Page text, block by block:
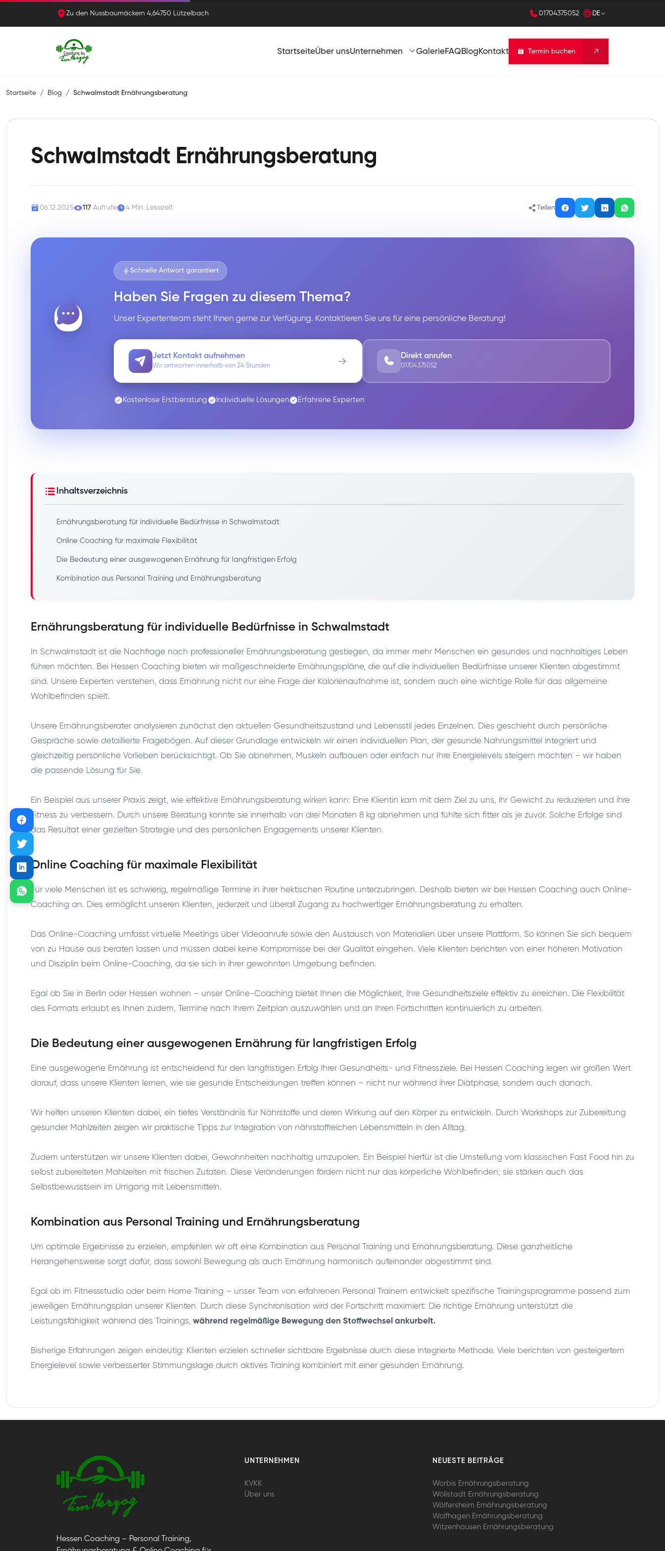
Zu den Nussbaumäckern 4,64750 Lützelbach 01704375052 DE
StartseiteÜber unsUnternehmen GalerieFAQBlog Kontakt Termin buchen
Startseite Blog Schwalmstadt Ernährungsberatung
Schwalmstadt Ernährungsberatung
06.12.2025 117 Aufrufe 4 Min. Lesezeit Teilen
Schnelle Antwort garantiert
Haben Sie Fragen zu diesem Thema?
Unser Expertenteam steht Ihnen gerne zur Verfügung. Kontaktieren Sie uns für eine persönliche Beratung!
Jetzt Kontakt aufnehmen
Wir antworten innerhalb von 24 Stunden
Direkt anrufen
01704375052
Kostenlose Erstberatung Individuelle Lösungen Erfahrene Experten
Inhaltsverzeichnis
Ernährungsberatung für individuelle Bedürfnisse in Schwalmstadt
Online Coaching für maximale Flexibilität
Die Bedeutung einer ausgewogenen Ernährung für langfristigen Erfolg
Kombination aus Personal Training und Ernährungsberatung
Ernährungsberatung für individuelle Bedürfnisse in Schwalmstadt
In Schwalmstadt ist die Nachfrage nach professioneller Ernährungsberatung gestiegen, da immer mehr Menschen ein gesundes und nachhaltiges Leben
führen möchten. Bei Hessen Coaching bieten wir maßgeschneiderte Ernährungspläne, die auf die individuellen Bedürfnisse unserer Klienten abgestimmt
sind. Unsere Experten verstehen, dass Ernährung nicht nur eine Frage der Kalorienaufnahme ist, sondern auch eine wichtige Rolle für das allgemeine
Wohlbefinden spielt.
Unsere Ernährungsberater analysieren zunächst den aktuellen Gesundheitszustand und Lebensstil jedes Einzelnen. Dies geschieht durch persönliche
Gespräche sowie detaillierte Fragebögen. Auf dieser Grundlage entwickeln wir einen individuellen Plan, der gesunde Nahrungsmittel integriert und
gleichzeitig persönliche Vorlieben berücksichtigt. Ob Sie abnehmen, Muskeln aufbauen oder einfach nur Ihre Energielevels steigern möchten – wir haben
die passende Lösung für Sie.
Ein Beispiel aus unserer Praxis zeigt, wie effektive Ernährungsberatung wirken kann: Eine Klientin kam mit dem Ziel zu uns, ihr Gewicht zu reduzieren und ihre
Fitness zu verbessern. Durch unsere Beratung konnte sie innerhalb von drei Monaten 8 kg abnehmen und fühlte sich fitter als je zuvor. Solche Erfolge sind
das Resultat einer gezielten Strategie und des persönlichen Engagements unserer Klienten.
Online Coaching für maximale Flexibilität
Für viele Menschen ist es schwierig, regelmäßige Termine in ihrer hektischen Routine unterzubringen. Deshalb bieten wir bei Hessen Coaching auch Online-
Coaching an. Dies ermöglicht unseren Klienten, jederzeit und überall Zugang zu hochwertiger Ernährungsberatung zu erhalten.
Das Online-Coaching umfasst virtuelle Meetings über Videoanrufe sowie den Austausch von Materialien über unsere Plattform. So können Sie sich bequem
von zu Hause aus beraten lassen und müssen dabei keine Kompromisse bei der Qualität eingehen. Viele Klienten berichten von einer höheren Motivation
und Disziplin beim Online-Coaching, da sie sich in ihrer gewohnten Umgebung befinden.
Egal ob Sie in Berlin oder Hessen wohnen – unser Online-Coaching bietet Ihnen die Möglichkeit, Ihre Gesundheitsziele effektiv zu erreichen. Die Flexibilität
des Formats erlaubt es Ihnen zudem, Termine nach Ihrem Zeitplan auszuwählen und an Ihren Fortschritten kontinuierlich zu arbeiten.
Die Bedeutung einer ausgewogenen Ernährung für langfristigen Erfolg
Eine ausgewogene Ernährung ist entscheidend für den langfristigen Erfolg Ihrer Gesundheits- und Fitnessziele. Bei Hessen Coaching legen wir großen Wert
darauf, dass unsere Klienten lernen, wie sie gesunde Entscheidungen treffen können – nicht nur während ihrer Diätphase, sondern auch danach.
Wir helfen unseren Klienten dabei, ein tiefes Verständnis für Nährstoffe und deren Wirkung auf den Körper zu entwickeln. Durch Workshops zur Zubereitung
gesunder Mahlzeiten zeigen wir praktische Tipps zur Integration von nährstoffreichen Lebensmitteln in den Alltag.
Zudem unterstützen wir unsere Klienten dabei, Gewohnheiten nachhaltig umzupolen. Ein Beispiel hierfür ist die Umstellung vom klassischen Fast Food hin zu
selbst zubereiteten Mahlzeiten mit frischen Zutaten. Diese Veränderungen fördern nicht nur das körperliche Wohlbefinden; sie stärken auch das
Selbstbewusstsein im Umgang mit Lebensmitteln.
Kombination aus Personal Training und Ernährungsberatung
Um optimale Ergebnisse zu erzielen, empfehlen wir oft eine Kombination aus Personal Training und Ernährungsberatung. Diese ganzheitliche
Herangehensweise sorgt dafür, dass sowohl Bewegung als auch Ernährung harmonisch aufeinander abgestimmt sind.
Egal ob im Fitnessstudio oder beim Home Training – unser Team von erfahrenen Personal Trainern entwickelt spezifische Trainingsprogramme passend zum
jeweiligen Ernährungsplan unserer Klienten. Durch diese Synchronisation wird der Fortschritt maximiert: Die richtige Ernährung unterstützt die
Leistungsfähigkeit während des Trainings, während regelmäßige Bewegung den Stoffwechsel ankurbelt.
Bisherige Erfahrungen zeigen eindeutig: Klienten erzielen schneller sichtbare Ergebnisse durch diese integrierte Methode. Viele berichten von gesteigertem
Energielevel sowie verbesserter Stimmungslage durch aktives Training kombiniert mit einer gesunden Ernährung.
Hessen Coaching – Personal Training,
UNTERNEHMEN
KVKK
Über uns
NEUESTE BEITRÄGE
Worbis Ernährungsberatung
Wöllstadt Ernährungsberatung
Wölfersheim Ernährungsberatung
Wolfhagen Ernährungsberatung
Witzenhausen Ernährungsberatung